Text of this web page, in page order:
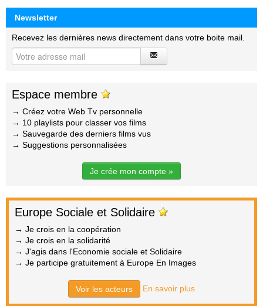
Newsletter
Recevez les dernières news directement dans votre boite mail.
Espace membre
→ Créez votre Web Tv personnelle
→ 10 playlists pour classer vos films
→ Sauvegarde des derniers films vus
→ Suggestions personnalisées
Je crée mon compte »
Europe Sociale et Solidaire
→ Je crois en la coopération
→ Je crois en la solidarité
→ J'agis dans l'Economie sociale et Solidaire
→ Je participe gratuitement à Europe En Images
Voir les acteurs En savoir plus